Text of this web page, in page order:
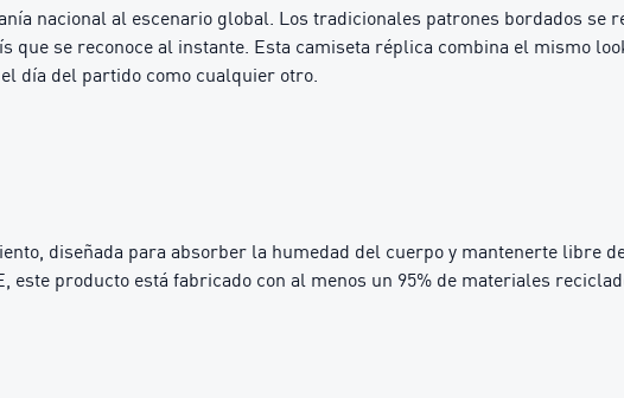
nacional al escenario global. Los tradicionales patrones bordados se
que se reconoce al instante. Esta camiseta réplica combina el mismo
día del partido como cualquier otro.
diseñada para absorber la humedad del cuerpo y mantenerte libre
este producto está fabricado con al menos un 95% de materiales